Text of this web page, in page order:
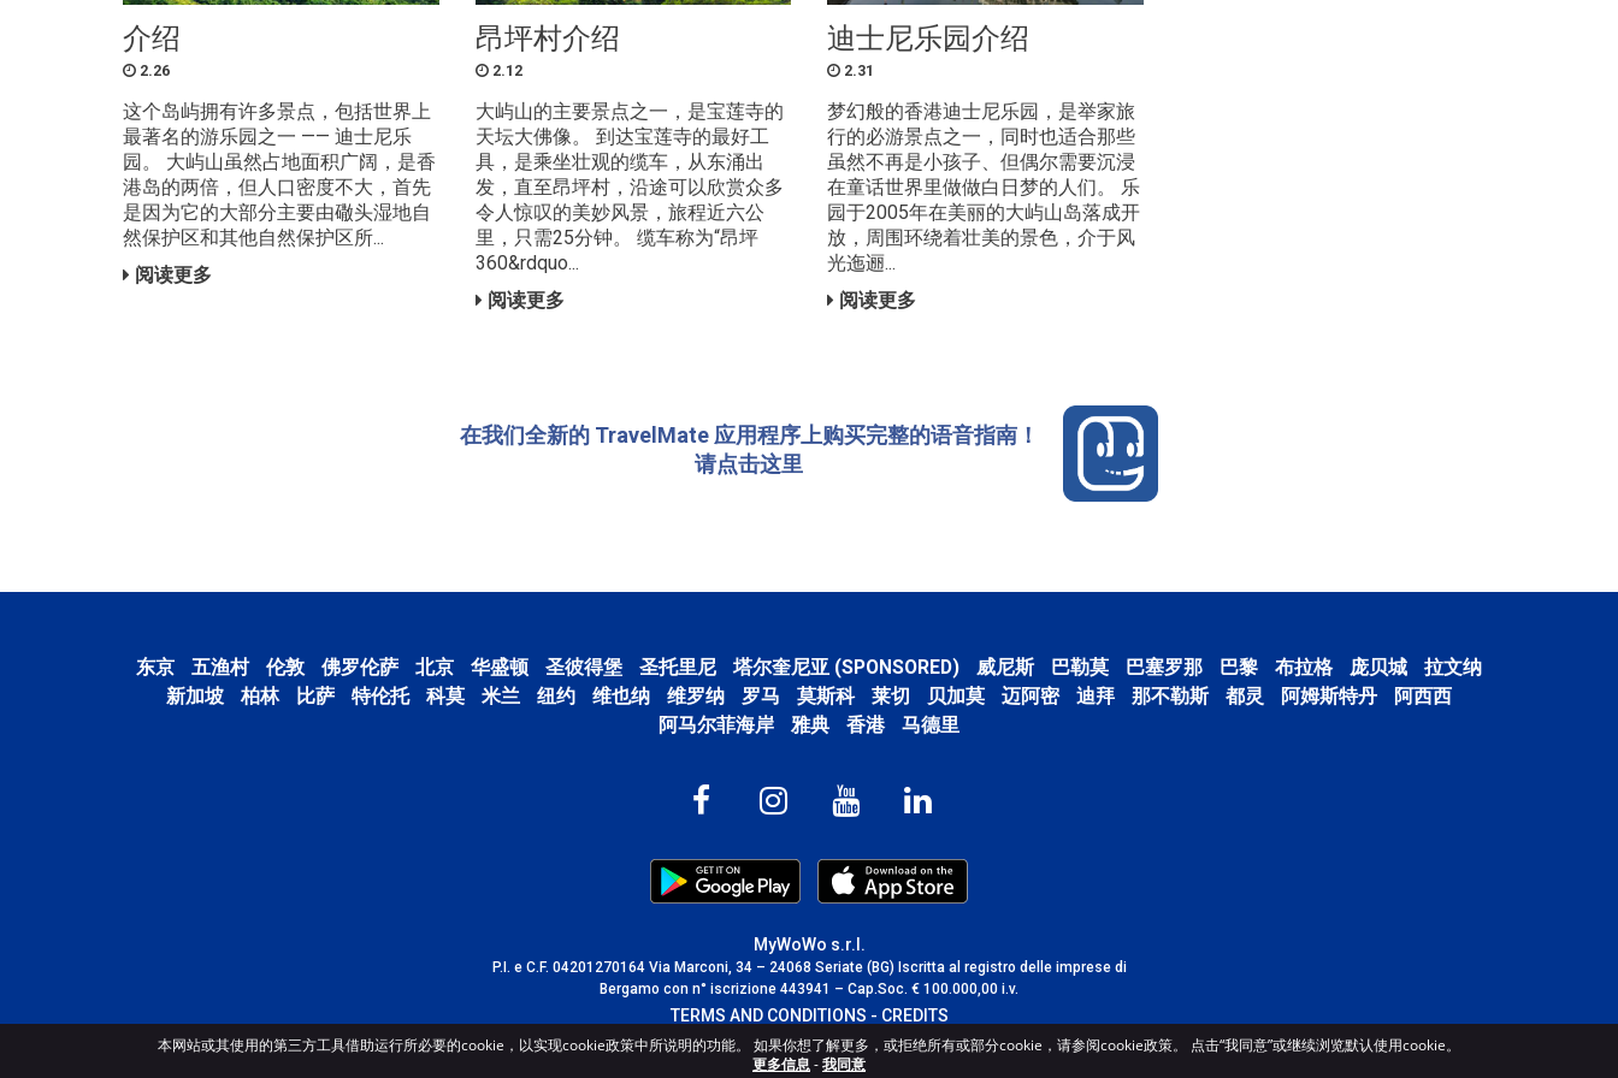
介绍
2.26
这个岛屿拥有许多景点，包括世界上
最著名的游乐园之一 —— 迪士尼乐
园。 大屿山虽然占地面积广阔，是香
港岛的两倍，但人口密度不大，首先
是因为它的大部分主要由䃟头湿地自
然保护区和其他自然保护区所...
阅读更多
昂坪村介绍
2.12
大屿山的主要景点之一，是宝莲寺的
天坛大佛像。 到达宝莲寺的最好工
具，是乘坐壮观的缆车，从东涌出
发，直至昂坪村，沿途可以欣赏众多
令人惊叹的美妙风景，旅程近六公
里，只需25分钟。 缆车称为“昂坪
360&rdquo...
阅读更多
迪士尼乐园介绍
2.31
梦幻般的香港迪士尼乐园，是举家旅
行的必游景点之一，同时也适合那些
虽然不再是小孩子、但偶尔需要沉浸
在童话世界里做做白日梦的人们。 乐
园于2005年在美丽的大屿山岛落成开
放，周围环绕着壮美的景色，介于风
光迤逦...
阅读更多
在我们全新的 TravelMate 应用程序上购买完整的语音指南！
请点击这里
东京 五渔村 伦敦 佛罗伦萨 北京 华盛顿 圣彼得堡 圣托里尼 塔尔奎尼亚 (SPONSORED) 威尼斯 巴勒莫 巴塞罗那 巴黎 布拉格 庞贝城
拉文纳
新加坡
柏林 比萨 特伦托 科莫 米兰 纽约 维也纳 维罗纳 罗马 莫斯科 莱切 贝加莫 迈阿密 迪拜 那不勒斯 都灵 阿姆斯特丹
阿西西
阿马尔菲海岸
雅典 香港 马德里
MyWoWo s.r.l.
P.I. e C.F. 04201270164 Via Marconi, 34 – 24068 Seriate (BG) Iscritta al registro delle imprese di
Bergamo con n° iscrizione 443941 – Cap.Soc. € 100.000,00 i.v.
TERMS AND CONDITIONS - CREDITS
本网站或其使用的第三方工具借助运行所必要的cookie，以实现cookie政策中所说明的功能。 如果你想了解更多，或拒绝所有或部分cookie，请参阅cookie政策。 点击“我同意”或继续浏览默认使用cookie。
更多信息-我同意